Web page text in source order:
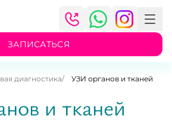
ЗАПИСАТЬСЯ
диагностика УЗИ органов и тканей
и тканей